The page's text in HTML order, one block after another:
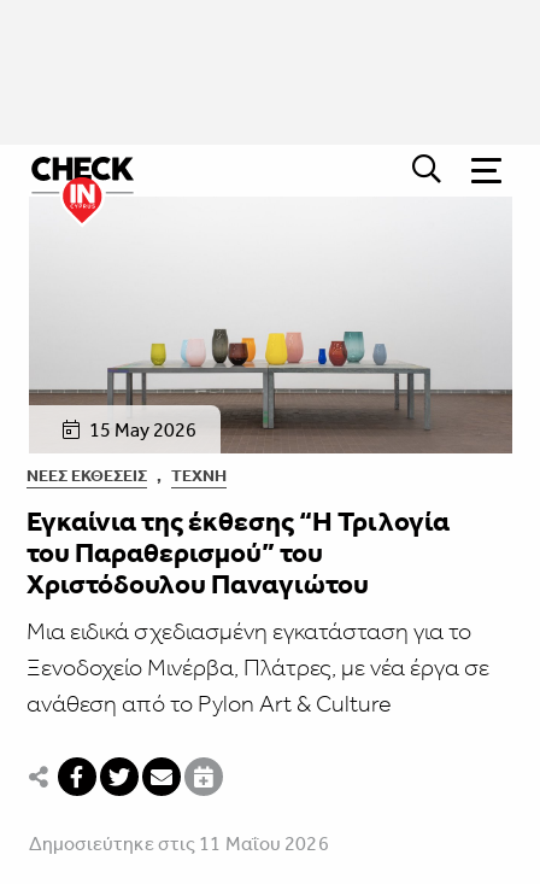
15 May 2026
ΝΈΕΣ ΕΚΘΈΣΕΙΣ , ΤΈΧΝΗ
Εγκαίνια της έκθεσης “Η Τριλογία
του Παραθερισμού” του
Χριστόδουλου Παναγιώτου
Mια ειδικά σχεδιασμένη εγκατάσταση για το
Ξενοδοχείο Μινέρβα, Πλάτρες, με νέα έργα σε
ανάθεση από το Pylon Art & Culture
Δημοσιεύτηκε στις 11 Μαΐου 2026